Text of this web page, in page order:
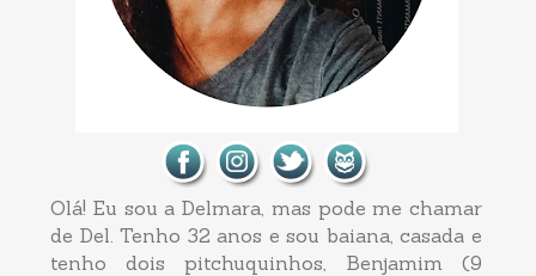
Olá! Eu sou a Delmara, mas pode me chamar
de Del. Tenho 32 anos e sou baiana, casada e
tenho dois pitchuquinhos, Benjamim (9